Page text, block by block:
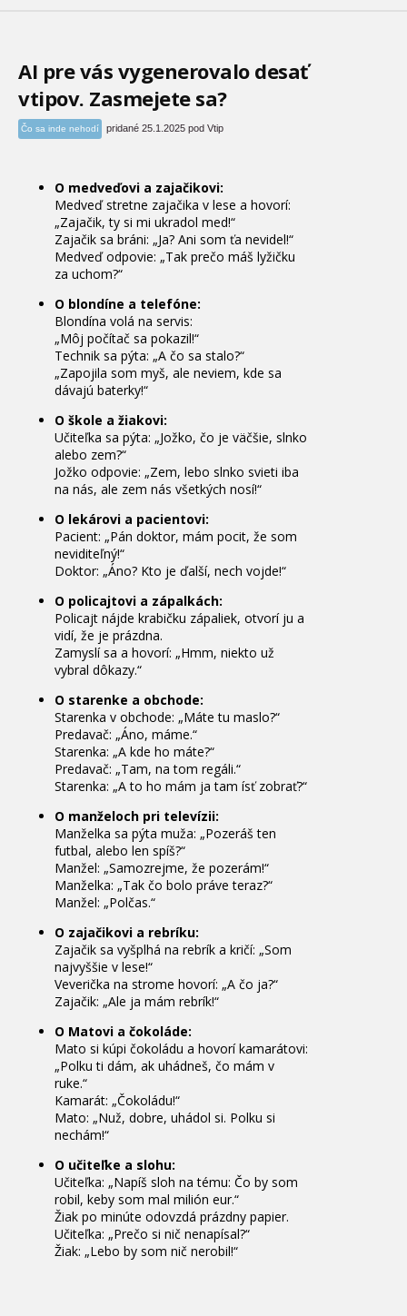
AI pre vás vygenerovalo desať
vtipov. Zasmejete sa?
Čo sa inde nehodí pridané 25.1.2025 pod Vtip
O medveďovi a zajačikovi:
Medveď stretne zajačika v lese a hovorí:
„Zajačik, ty si mi ukradol med!“
Zajačik sa bráni: „Ja? Ani som ťa nevidel!“
Medveď odpovie: „Tak prečo máš lyžičku
za uchom?“
O blondíne a telefóne:
Blondína volá na servis:
„Môj počítač sa pokazil!“
Technik sa pýta: „A čo sa stalo?“
„Zapojila som myš, ale neviem, kde sa
dávajú baterky!“
O škole a žiakovi:
Učiteľka sa pýta: „Jožko, čo je väčšie, slnko
alebo zem?“
Jožko odpovie: „Zem, lebo slnko svieti iba
na nás, ale zem nás všetkých nosí!“
O lekárovi a pacientovi:
Pacient: „Pán doktor, mám pocit, že som
neviditeľný!“
Doktor: „Áno? Kto je ďalší, nech vojde!“
O policajtovi a zápalkách:
Policajt nájde krabičku zápaliek, otvorí ju a
vidí, že je prázdna.
Zamyslí sa a hovorí: „Hmm, niekto už
vybral dôkazy.“
O starenke a obchode:
Starenka v obchode: „Máte tu maslo?“
Predavač: „Áno, máme.“
Starenka: „A kde ho máte?“
Predavač: „Tam, na tom regáli.“
Starenka: „A to ho mám ja tam ísť zobrať?“
O manželoch pri televízii:
Manželka sa pýta muža: „Pozeráš ten
futbal, alebo len spíš?“
Manžel: „Samozrejme, že pozerám!“
Manželka: „Tak čo bolo práve teraz?“
Manžel: „Polčas.“
O zajačikovi a rebríku:
Zajačik sa vyšplhá na rebrík a kričí: „Som
najvyššie v lese!“
Veverička na strome hovorí: „A čo ja?“
Zajačik: „Ale ja mám rebrík!“
O Matovi a čokoláde:
Mato si kúpi čokoládu a hovorí kamarátovi:
„Polku ti dám, ak uhádneš, čo mám v
ruke.“
Kamarát: „Čokoládu!“
Mato: „Nuž, dobre, uhádol si. Polku si
nechám!“
O učiteľke a slohu:
Učiteľka: „Napíš sloh na tému: Čo by som
robil, keby som mal milión eur.“
Žiak po minúte odovzdá prázdny papier.
Učiteľka: „Prečo si nič nenapísal?“
Žiak: „Lebo by som nič nerobil!“